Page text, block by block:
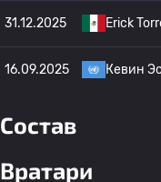
31.12.2025 Erick
16.09.2025 Кевин
Состав
Вратари